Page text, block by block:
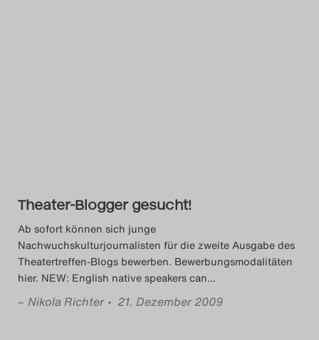
2016
Das Theatertreffen-Blog
2017
Das Theatertreffen-Blog
Theater-Blogger gesucht!
Ab sofort können sich junge
Nachwuchskulturjournalisten für die zweite Ausgabe des
Theatertreffen-Blogs bewerben. Bewerbungsmodalitäten
hier. NEW: English native speakers can…
– Nikola Richter • 21. Dezember 2009